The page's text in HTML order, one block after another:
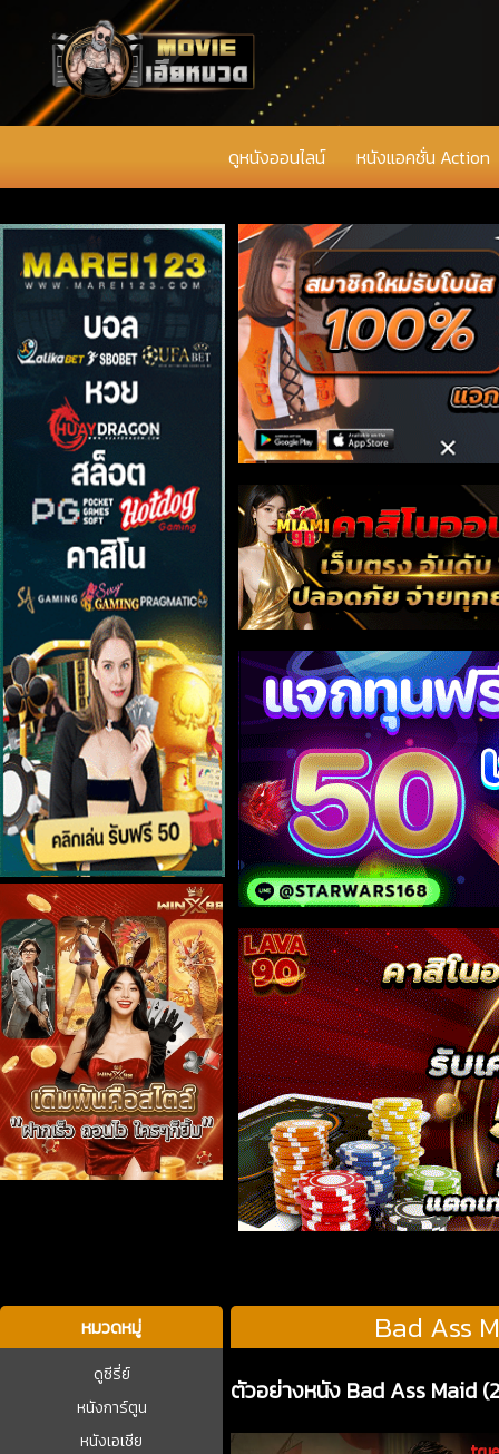
ดูหนังออนไลน์ หนังแอคชั่น Action
หมวดหมู่
ดูซีรี่ย์
หนังการ์ตูน
หนังเอเชีย
Bad Ass
ตัวอย่างหนัง Bad Ass Maid